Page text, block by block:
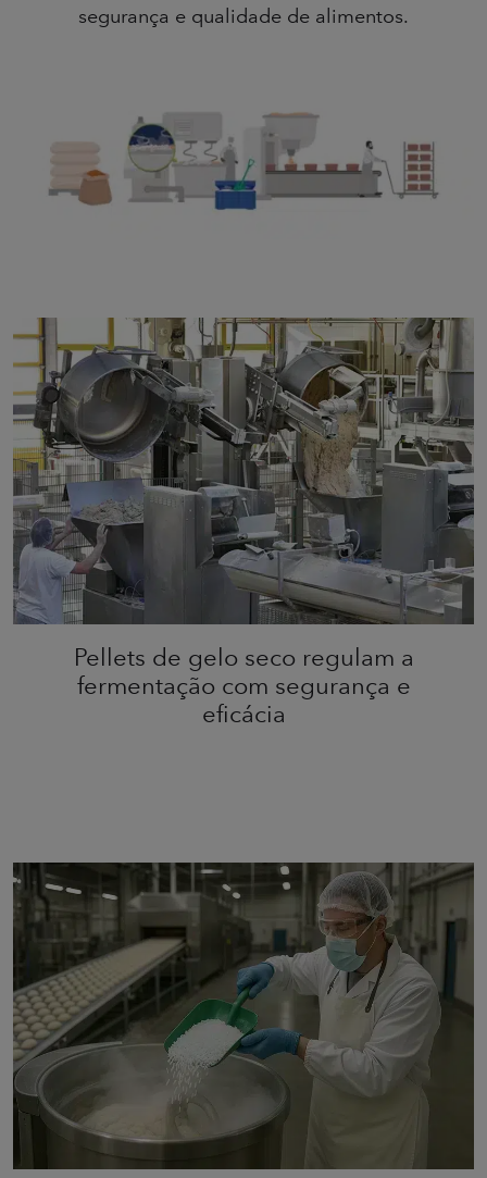
segurança e qualidade de alimentos.
Pellets de gelo seco regulam a
fermentação com segurança e
eficácia